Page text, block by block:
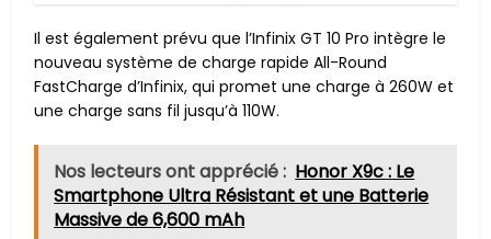
Il est également prévu que l’Infinix GT 10 Pro intègre le
nouveau système de charge rapide All-Round
FastCharge d’Infinix, qui promet une charge à 260W et
une charge sans fil jusqu’à 110W.
Nos lecteurs ont apprécié : Honor X9c : Le
Smartphone Ultra Résistant et une Batterie
Massive de 6,600 mAh